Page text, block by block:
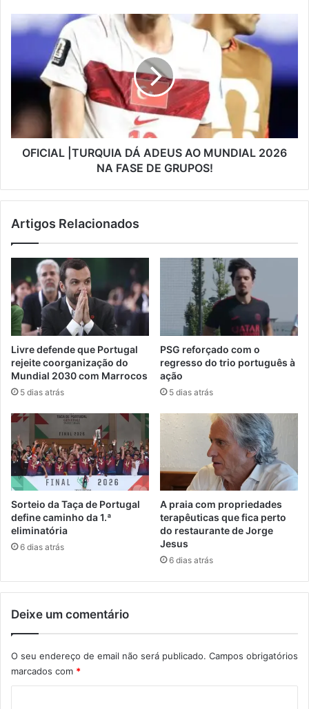
OFICIAL
|TURQUIA
ADEUS
AO
MUNDIAL
2026
NA
FASE
OFICIAL |TURQUIA DÁ ADEUS AO MUNDIAL 2026
NA FASE DE GRUPOS!
Artigos Relacionados
Livre defende que Portugal
rejeite coorganização do
Mundial 2030 com Marrocos
5 dias atrás
PSG reforçado com o
regresso do trio português à
ação
5 dias atrás
Sorteio da Taça de Portugal
define caminho da 1.ª
eliminatória
6 dias atrás
A praia com propriedades
terapêuticas que fica perto
do restaurante de Jorge
Jesus
6 dias atrás
Deixe um comentário
O seu endereço de email não será publicado. Campos obrigatórios
marcados com *